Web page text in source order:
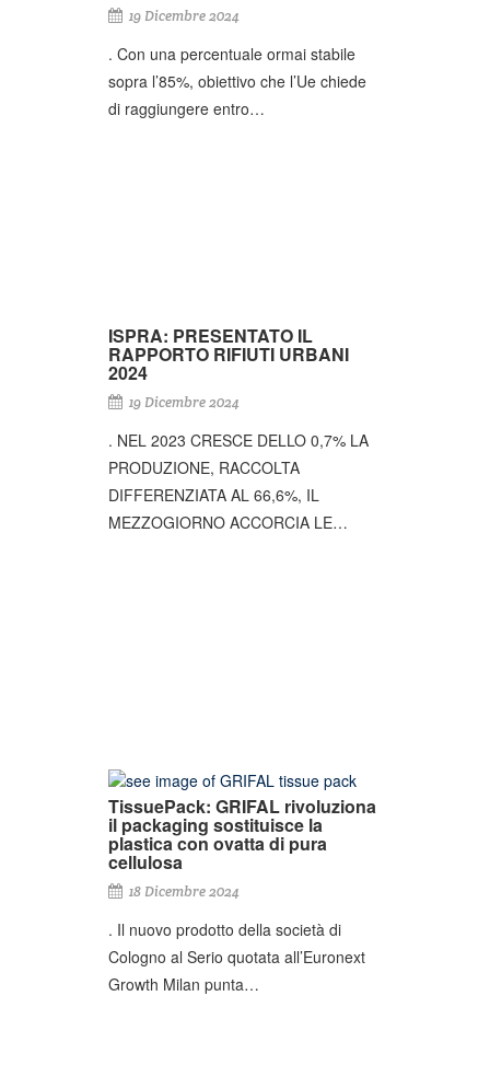
19 Dicembre 2024
. Con una percentuale ormai stabile
sopra l’85%, obiettivo che l’Ue chiede
di raggiungere entro…
ISPRA: PRESENTATO IL
RAPPORTO RIFIUTI URBANI
2024
19 Dicembre 2024
. NEL 2023 CRESCE DELLO 0,7% LA
PRODUZIONE, RACCOLTA
DIFFERENZIATA AL 66,6%, IL
MEZZOGIORNO ACCORCIA LE…
TissuePack: GRIFAL rivoluziona
il packaging sostituisce la
plastica con ovatta di pura
cellulosa
18 Dicembre 2024
. Il nuovo prodotto della società di
Cologno al Serio quotata all’Euronext
Growth Milan punta…